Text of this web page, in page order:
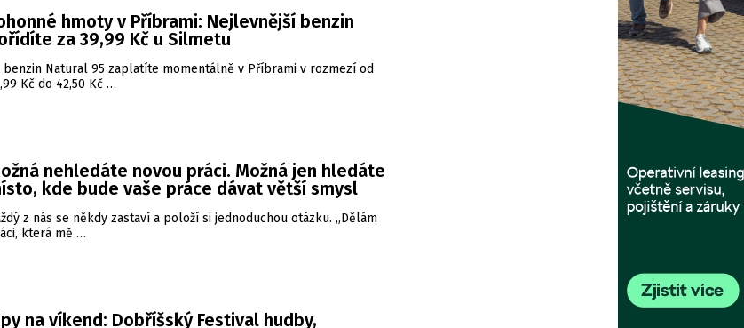
hmoty v Příbrami: Nejlevnější benzin
za 39,99 Kč u Silmetu
benzin Natural 95 zaplatíte momentálně v Příbrami v rozmezí od
Kč do 42,50 Kč …
nehledáte novou práci. Možná jen hledáte
kde bude vaše práce dávat větší smysl
z nás se někdy zastaví a položí si jednoduchou otázku. „Dělám
která mě …
na víkend: Dobříšský Festival hudby,